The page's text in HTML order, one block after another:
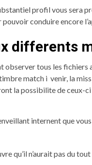
profil vous sera
conduire encore
differents
tous les fichiers
match i venir, la
la possibilite de
internent que
qu’il n’aurait pas du